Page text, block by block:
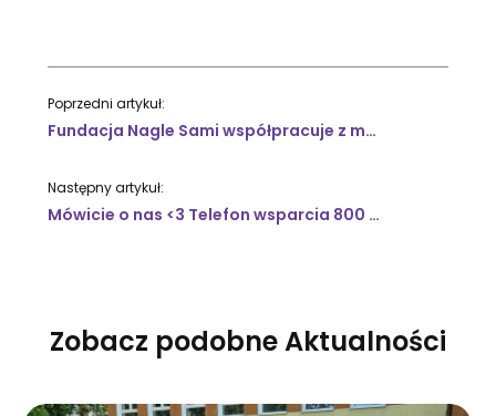
Poprzedni artykuł:
Fundacja Nagle Sami współpracuje z międzynarodowymi organizacjami humanitarnymi
Następny artykuł:
Mówicie o nas <3 Telefon wsparcia 800 108 108
Zobacz podobne Aktualności